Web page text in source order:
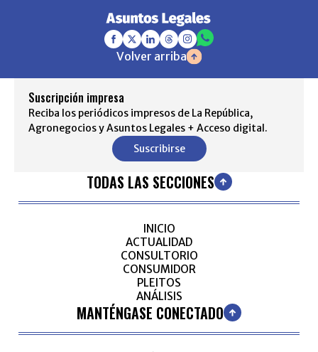
Volver arriba
Suscripción impresa
Reciba los periódicos impresos de La República,
Agronegocios y Asuntos Legales + Acceso digital.
Suscribirse
TODAS LAS SECCIONES
INICIO
ACTUALIDAD
CONSULTORIO
CONSUMIDOR
PLEITOS
ANÁLISIS
MANTÉNGASE CONECTADO